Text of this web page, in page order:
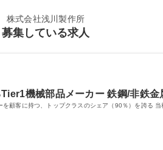
株式会社浅川製作所
募集している求人
機械部品メーカー 鉄鋼/非鉄
顧客に持つ、トップクラスのシェア（90％）を誇る